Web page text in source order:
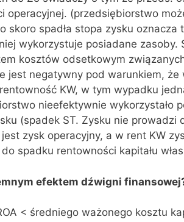
operacyjnej. (przedsiębiorstwo
skoro spadła stopa zysku oznacza
wykorzystuje posiadane zasoby.
kosztów odsetkowym
jest negatywny pod warunkiem, że
KW, w tym wypadku
nieefektywnie wykorzystało
(spadek ST. Zysku nie prowadzi
zysk operacyjny, a w rent KW
spadku rentowności kapitału
efektem dźwigni
< średniego ważonego kosztu